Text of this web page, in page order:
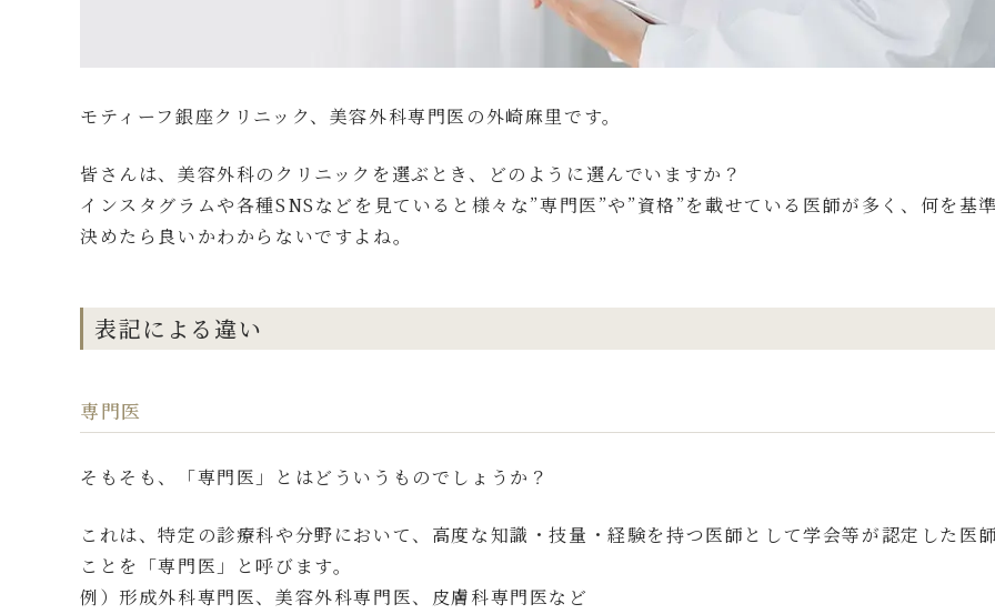
モティーフ銀座クリニック、美容外科専門医の外崎麻里です。
皆さんは、美容外科のクリニックを選ぶとき、どのように選んでいますか？
インスタグラムや各種SNSなどを見ていると様々な”専門医”や”資格”を載せている医師が多く、何を基
決めたら良いかわからないですよね。
表記による違い
専門医
そもそも、「専門医」とはどういうものでしょうか？
これは、特定の診療科や分野において、高度な知識・技量・経験を持つ医師として学会等が認定した医
ことを「専門医」と呼びます。
例）形成外科専門医、美容外科専門医、皮膚科専門医など